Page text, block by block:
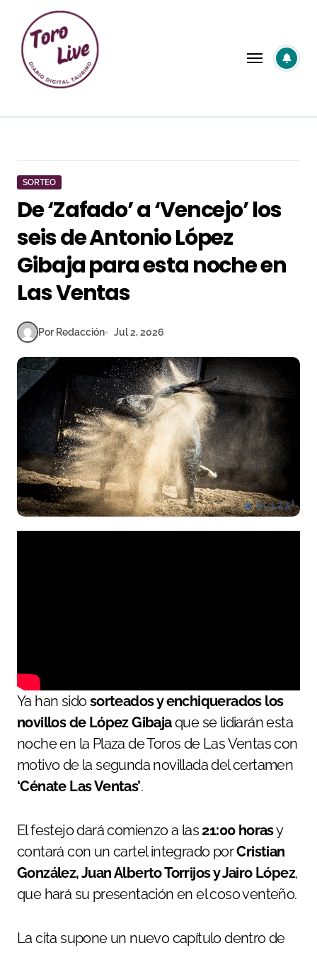
contenido
SORTEO
De ‘Zafado’ a ‘Vencejo’ los
seis de Antonio López
Gibaja para esta noche en
Las Ventas
Por Redacción Jul 2, 2026
Ya han sidosorteados y enchiquerados los
novillos de López Gibajaque se lidiarán esta
noche en la Plaza de Toros de Las Ventas con
motivo de la segunda novillada del certamen
‘Cénate Las Ventas’.
El festejo dará comienzo a las21:00 horasy
contará con un cartel integrado porCristian
González, Juan Alberto Torrijos y Jairo López,
que hará su presentación en el coso venteño.
La cita supone un nuevo capítulo dentro de